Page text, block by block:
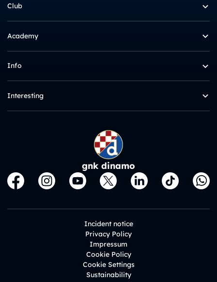
Club
Academy
Info
Interesting
gnk dinamo
Incident notice
Privacy Policy
Impressum
Cookie Policy
Cookie Settings
Sustainability